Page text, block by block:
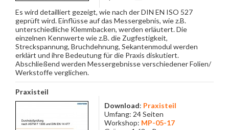
Es wird detailliert gezeigt, wie nach der DIN EN ISO 527
geprüft wird. Einflüsse auf das Messergebnis, wie z.B.
unterschiedliche Klemmbacken, werden erläutert. Die
einzelnen Kennwerte wie z.B. die Zugfestigkeit,
Streckspannung, Bruchdehnung, Sekantenmodul werden
erklärt und ihre Bedeutung für die Praxis diskutiert.
Abschließend werden Messergebnisse verschiedener Folien/
Werkstoffe verglichen.
Praxisteil
Download: Praxisteil
Umfang: 24 Seiten
Workshop: MP-05-17